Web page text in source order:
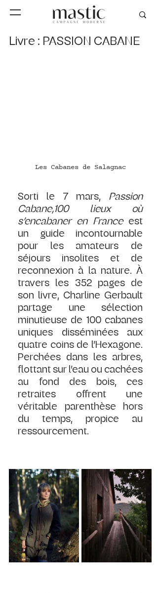
Livre : PASSION CABANE
Les Cabanes de Salagnac
Sorti le 7 mars, Passion
Cabane,100 lieux où
s’encabaner en France est
un guide incontournable
pour les amateurs de
séjours insolites et de
reconnexion à la nature. À
travers les 352 pages de
son livre, Charline Gerbault
partage une sélection
minutieuse de 100 cabanes
uniques disséminées aux
quatre coins de l’Hexagone.
Perchées dans les arbres,
flottant sur l’eau ou cachées
au fond des bois, ces
retraites offrent une
véritable parenthèse hors
du temps, propice au
ressourcement.